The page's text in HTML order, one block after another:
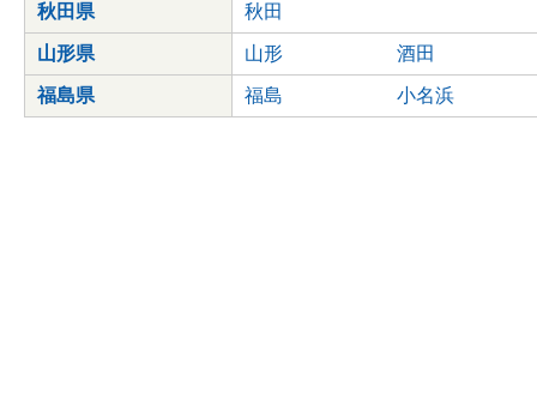
秋田県 秋田
山形県 山形 酒田
福島県 福島 小名浜